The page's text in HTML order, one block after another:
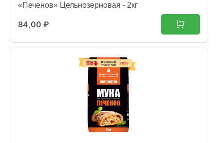
«Печенов» Цельнозерновая - 2кг
84,00 ₽